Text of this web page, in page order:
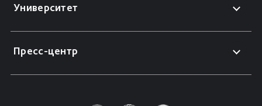
Университет
Пресс-центр